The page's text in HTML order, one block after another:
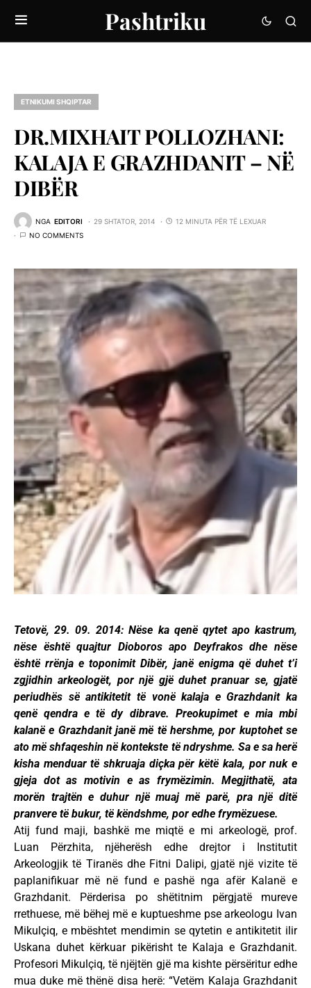
Pashtriku
ETNIKUMI SHQIPTAR
DR.MIXHAIT POLLOZHANI:
KALAJA E GRAZHDANIT – NË
DIBËR
NGA EDITORI 29 SHTATOR, 2014
12 MINUTA PËR TË LEXUAR
NO COMMENTS
Tetovë, 29. 09. 2014: Nëse ka qenë qytet apo kastrum,
nëse është quajtur Dioboros apo Deyfrakos dhe nëse
është rrënja e toponimit Dibër, janë enigma që duhet t’i
zgjidhin arkeologët, por një gjë duhet pranuar se, gjatë
periudhës së antikitetit të vonë kalaja e Grazhdanit ka
qenë qendra e të dy dibrave. Preokupimet e mia mbi
kalanë e Grazhdanit janë më të hershme, por kuptohet se
ato më shfaqeshin në kontekste të ndryshme. Sa e sa herë
kisha menduar të shkruaja diçka për këtë kala, por nuk e
gjeja dot as motivin e as frymëzimin. Megjithatë, ata
morën trajtën e duhur një muaj më parë, pra një ditë
pranvere të bukur, të këndshme, por edhe frymëzuese.
Atij fund maji, bashkë me miqtë e mi arkeologë, prof.
Luan Përzhita, njëherësh edhe drejtor i Institutit
Arkeologjik të Tiranës dhe Fitni Dalipi, gjatë një vizite të
paplanifikuar më në fund e pashë nga afër Kalanë e
Grazhdanit. Përderisa po shëtitnim përgjatë mureve
rrethuese, më bëhej më e kuptueshme pse arkeologu Ivan
Mikulçiq, e mbështet mendimin se qytetin e antikitetit ilir
Uskana duhet kërkuar pikërisht te Kalaja e Grazhdanit.
Profesori Mikulçiq, të njëjtën gjë ma kishte përsëritur edhe
mua duke më thënë disa herë: “Vetëm Kalaja Grazhdanit